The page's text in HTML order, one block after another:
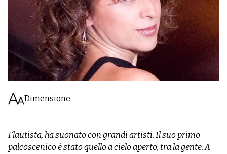
Dimensione
Flautista, ha suonato con grandi artisti. Il suo primo
palcoscenico è stato quello a cielo aperto, tra la gente. A